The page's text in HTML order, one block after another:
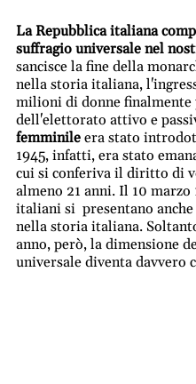
La Repubblica italiana
suffragio universale nel
sancisce la fine della
nella storia italiana,
milioni di donne finalmente
dell'elettorato attivo e
femminile era stato
1945, infatti, era stato
cui si conferiva il diritto di
almeno 21 anni. Il 10
italiani si presentano
nella storia italiana.
anno, però, la dimensione
universale diventa davvero